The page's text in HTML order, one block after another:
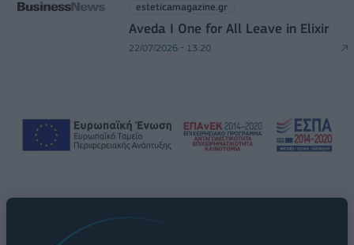
esteticamagazine.gr
Aveda I One for All Leave in Elixir
22/07/2026 - 13:20